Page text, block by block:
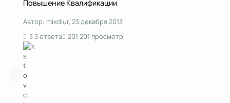
Повышение Квалификации
Автор: mixdiur, 23 декабря 2013
3 ответа
201 просмотр